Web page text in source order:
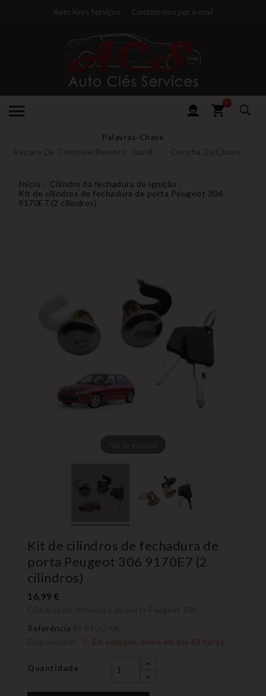
Auto Keys Serviços Contate-nos por e-mail
0
Palavras-Chave
Reparo De Controle Remoto Barril Concha Da Chave
Início
Cilindro da fechadura de ignição
Kit de cilindros de fechadura de porta Peugeot 306
9170E7 (2 cilindros)
Kit de cilindros de fechadura de
porta Peugeot 306 9170E7 (2
cilindros)
16,99 €
Referência
Em estoque, envio em até 48 horas.
Quantidade